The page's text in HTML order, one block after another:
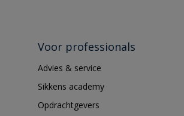
Voor professionals
Advies & service
Sikkens academy
Opdrachtgevers